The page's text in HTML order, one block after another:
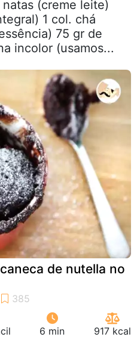
(creme leite)
1 col. chá
75 gr de
incolor (usamos...
de nutella no
6 min 917 kcal